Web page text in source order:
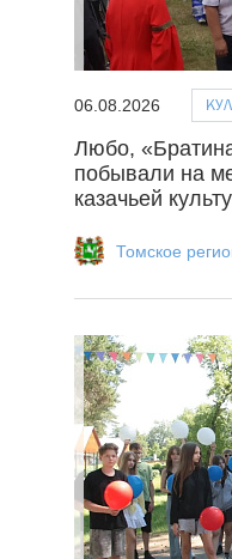
06.08.2026
Любо,
побывали на
казачьей
Томское